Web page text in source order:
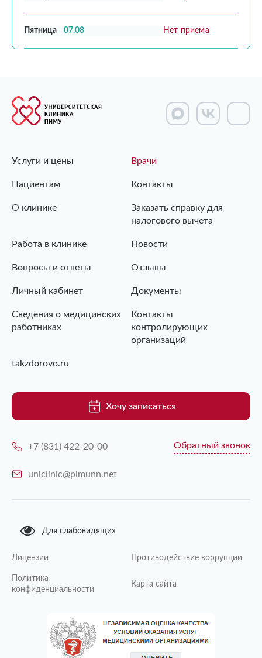
Пятница 07.08 Нет приема
Услуги и цены Врачи
Пациентам Контакты
О клинике
Заказать справку для
налогового вычета
Работа в клинике Новости
Вопросы и ответы Отзывы
Личный кабинет Документы
Сведения о медицинских
работниках
Контакты
контролирующих
организаций
takzdorovo.ru
Хочу записаться
+7 (831) 422-20-00 Обратный звонок
uniclinic@pimunn.net
Для слабовидящих
Лицензии Противодействие коррупции
Политика
конфиденциальности
Карта сайта